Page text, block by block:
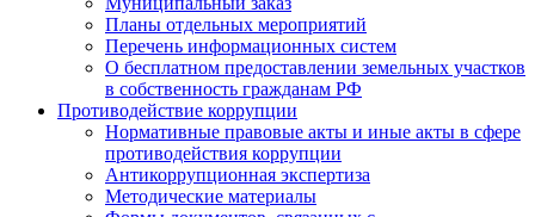
Планы отдельных мероприятий
Перечень информационных систем
О бесплатном предоставлении земельных участков
в собственность гражданам РФ
Противодействие коррупции
Нормативные правовые акты и иные акты в сфере
противодействия коррупции
Антикоррупционная экспертиза
Методические материалы